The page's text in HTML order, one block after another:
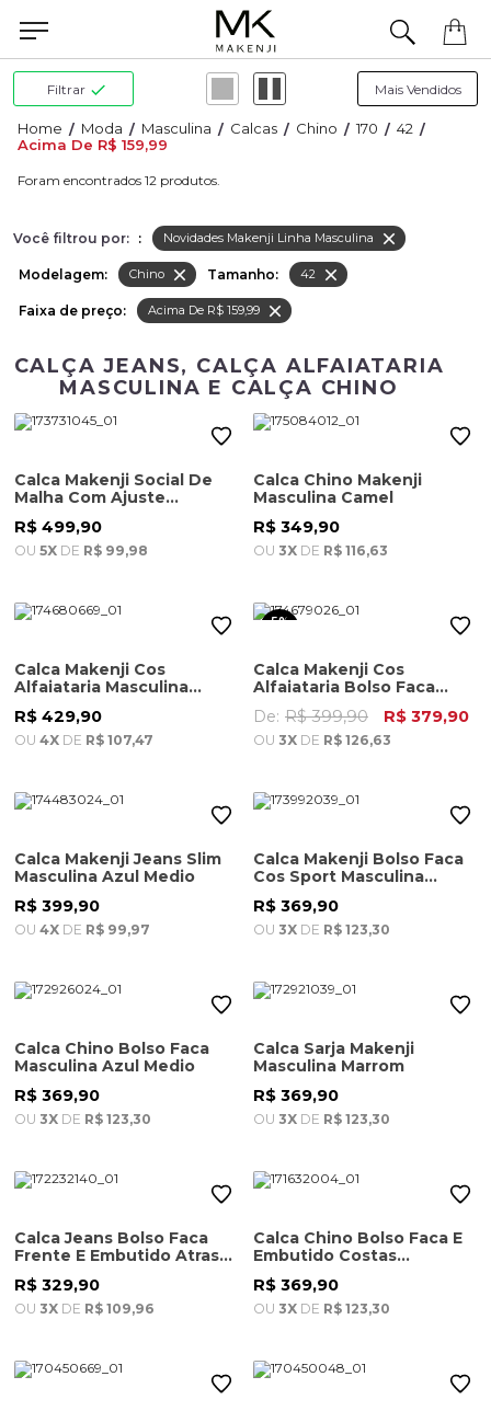
Filtrar
Moda Masculina Calcas Chino 170
42
Acima De R$ 159,99
12
Você filtrou por: : Novidades Makenji Linha Masculina
Modelagem: Chino Tamanho: 42
Faixa de preço: Acima De R$ 159,99
CALÇA JEANS, CALÇA ALFAIATARIA
MASCULINA E CALÇA CHINO
Calca Makenji Social De
Malha Com Ajuste
Masculina Caqui Claro
R$ 499,90
OU 5X DE R$ 99,98
Calca Chino Makenji
Masculina Camel
R$ 349,90
OU 3X DE R$ 116,63
Calca Makenji Cos
Alfaiataria Masculina
Cinza Chumbo
R$ 429,90
OU 4X DE R$ 107,47
5%
Calca Makenji Cos
Alfaiataria Bolso Faca
Masculina Azul Marinho
De: R$ 399,90 R$ 379,90
OU 3X DE R$ 126,63
Calca Makenji Jeans Slim
Masculina Azul Medio
R$ 399,90
OU 4X DE R$ 99,97
Calca Makenji Bolso Faca
Cos Sport Masculina
Marrom
R$ 369,90
OU 3X DE R$ 123,30
Calca Chino Bolso Faca
Masculina Azul Medio
R$ 369,90
OU 3X DE R$ 123,30
Calca Sarja Makenji
Masculina Marrom
R$ 369,90
OU 3X DE R$ 123,30
Calca Jeans Bolso Faca
Frente E Embutido Atras
Masculina Blue Black
R$ 329,90
OU 3X DE R$ 109,96
Calca Chino Bolso Faca E
Embutido Costas
Masculina Cinza Gelo
R$ 369,90
OU 3X DE R$ 123,30